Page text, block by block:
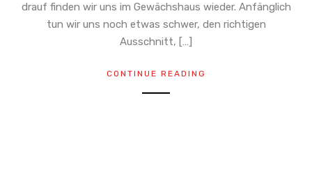
drauf finden wir uns im Gewächshaus wieder. Anfänglich
tun wir uns noch etwas schwer, den richtigen
Ausschnitt, […]
CONTINUE READING